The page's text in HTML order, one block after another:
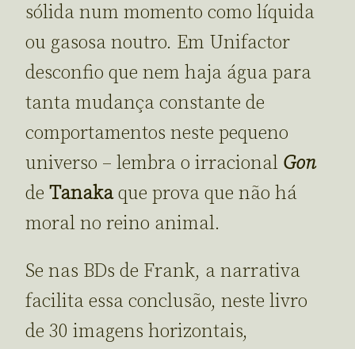
sólida num momento como líquida
ou gasosa noutro. Em Unifactor
desconfio que nem haja água para
tanta mudança constante de
comportamentos neste pequeno
universo – lembra o irracional Gon
de Tanakaque prova que não há
moral no reino animal.
Se nas BDs de Frank, a narrativa
facilita essa conclusão, neste livro
de 30 imagens horizontais,